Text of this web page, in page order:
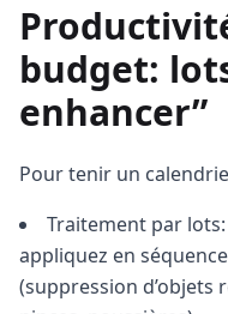
budget:
enhancer”
Pour tenir un
Traitement par
appliquez en
(suppression d’objets